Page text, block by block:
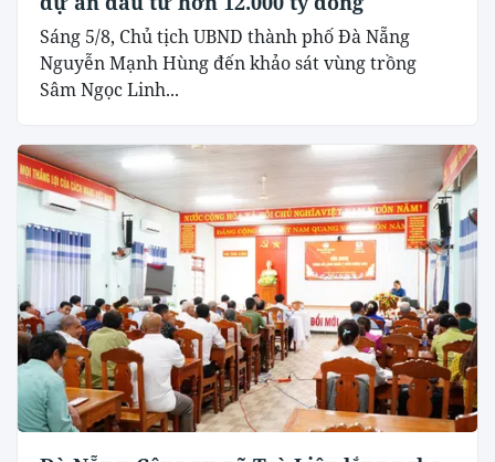
Sáng 5/8, Chủ tịch UBND thành phố Đà Nẵng
Nguyễn Mạnh Hùng đến khảo sát vùng trồng
Sâm Ngọc Linh...